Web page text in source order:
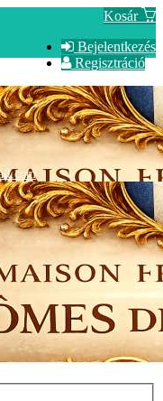
Kosár
Bejelentkezés
Regisztráció